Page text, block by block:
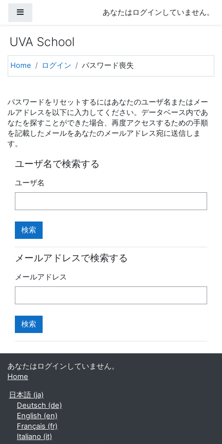
あなたはログインしていません。
UVA School
Home ログイン パスワード喪失
パスワードをリセットするにはあなたのユーザ名またはメー
ルアドレスを以下に入力してください。データベース内であ
なたを探すことができた場合、再度アクセスするための手順
を記載したメールをあなたのメールアドレス宛に送信しま
す。
ユーザ名で検索する
ユーザ名
メールアドレスで検索する
メールアドレス
あなたはログインしていません。
Home
日本語 ‎(ja)‎
Deutsch ‎(de)‎
English ‎(en)‎
Français ‎(fr)‎
Italiano ‎(it)‎